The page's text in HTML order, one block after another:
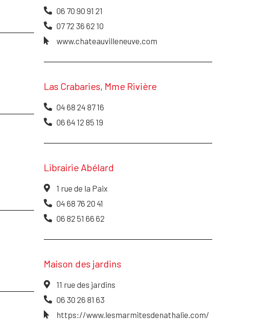
06 70 90 91 21
07 72 36 62 10
www.chateauvilleneuve.com
Las Crabaries, Mme Rivière
04 68 24 87 16
06 64 12 85 19
Librairie Abélard
1 rue de la Paix
04 68 76 20 41
06 82 51 66 62
Maison des jardins
11 rue des jardins
06 30 26 81 63
https://www.lesmarmitesdenathalie.com/